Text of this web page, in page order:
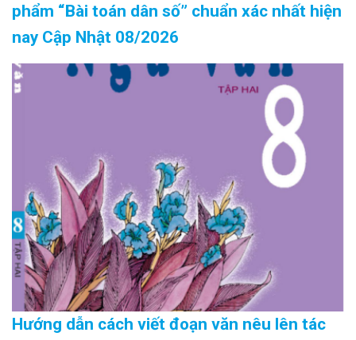
phẩm “Bài toán dân số” chuẩn xác nhất hiện
nay Cập Nhật 08/2026
Hướng dẫn cách viết đoạn văn nêu lên tác